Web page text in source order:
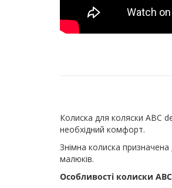
Колиска для коляски ABC
необхідний комфорт.
Знімна колиска
малюків.
Особливості колиски